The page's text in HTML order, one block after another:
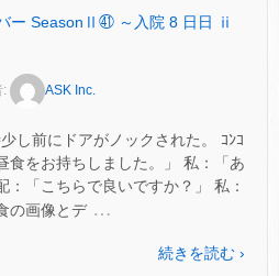
ー SeasonⅡ㊶ ～入院 8 日日 ⅱ
ASK Inc.
し前にドアがノックされた。 ｺﾝｺ
食をお持ちしました。」 私：「あ
：「こちらで良いですか？」 私：
の画像とデ …
続きを読む ›